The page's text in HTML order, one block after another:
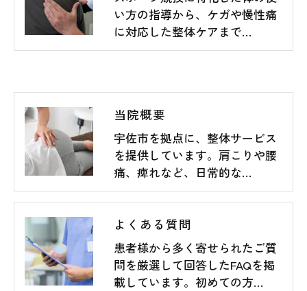
い方の指導から、ケガや慢性痛
に対応した整体ケアまで…
当院概要
宇佐市を拠点に、整体サービス
を提供しています。肩こりや腰
痛、痺れなど、日常的な…
よくある質問
患者様から多く寄せられたご質
問を厳選して回答したFAQを掲
載しています。初めての方…